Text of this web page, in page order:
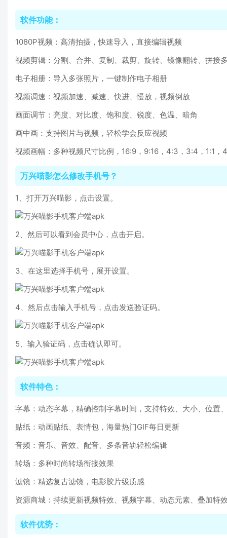
软件功能：
1080P视频：高清拍摄，快速导入，直接编辑视频
视频剪辑：分割、合并、复制、裁剪、旋转、镜像翻转、拼接
电子相册：导入多张照片，一键制作电子相册
视频调速：视频加速、减速、快进、慢放，视频倒放
画面调节：亮度、对比度、饱和度、锐度、色温、暗角
画中画：支持图片与视频，轻松学会反应视频
视频画幅：多种视频尺寸比例，16:9，9:16，4:3，3:4，1:1，
万兴喵影怎么修改手机号？
1、打开万兴喵影，点击设置。
2、然后可以看到会员中心，点击开启。
3、在这里选择手机号，展开设置。
4、然后点击输入手机号，点击发送验证码。
5、输入验证码，点击确认即可。
软件特色：
字幕：动态字幕，精确控制字幕时间，支持特效、大小、位置
贴纸：动画贴纸、表情包，海量热门GIF每日更新
音频：音乐、音效、配音、多条音轨轻松编辑
转场：多种时尚转场衔接效果
滤镜：精选复古滤镜，电影胶片级质感
资源商城：持续更新视频特效、视频字幕、动态元素、叠加特
软件优势：